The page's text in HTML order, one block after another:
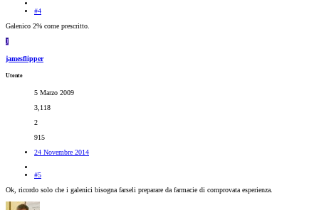
#4
Galenico 2% come prescritto.
J
jamesflipper
Utente
5 Marzo 2009
3,118
2
915
24 Novembre 2014
#5
Ok, ricordo solo che i galenici bisogna farseli preparare da farmacie di comprovata esperienza.